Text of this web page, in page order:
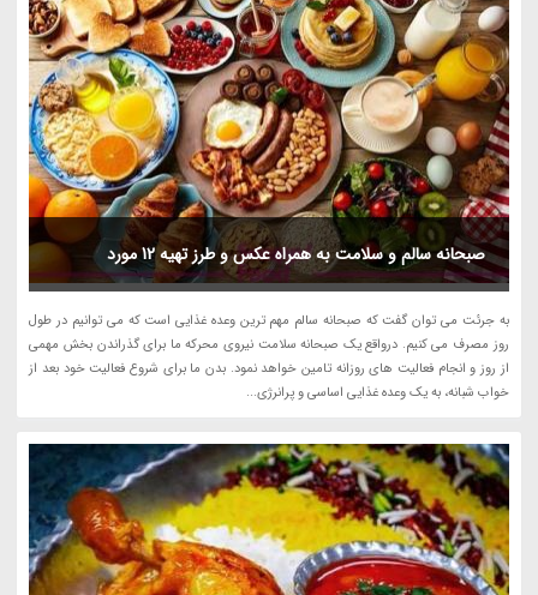
صبحانه سالم و سلامت به همراه عکس و طرز تهیه 12 مورد
به جرئت می توان گفت که صبحانه سالم مهم ترین وعده غذایی است که می توانیم در طول
روز مصرف می کنیم. درواقع یک صبحانه سلامت نیروی محرکه ما برای گذراندن بخش مهمی
از روز و انجام فعالیت های روزانه تامین خواهد نمود. بدن ما برای شروع فعالیت خود بعد از
خواب شبانه، به یک وعده غذایی اساسی و پرانرژی...